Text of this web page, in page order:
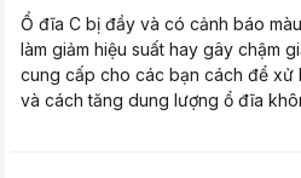
Ổ đĩa C bị đầy và có cảnh báo
làm giảm hiệu suất hay gây chậm
cung cấp cho các bạn cách để xử
và cách tăng dung lượng ổ đĩa